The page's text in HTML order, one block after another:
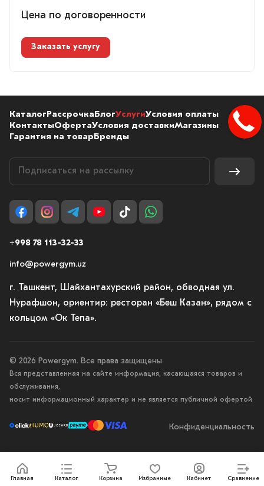
Цена по договоренности
Заказать услугу
Главная Каталог Корзина Избранные Кабинет Сравнение
КаталогРассрочкаБлогУслугиУсловия оплаты
КонтактыОфертаУсловия доставкиМагазины
Гарантия на товарБренды
+998 78 113-32-33
info@powergym.uz
г. Ташкент, Шайхантахурский район, обводная ул.
Нурафшон, ориентир: ресторан «Беш Казан», рядом с
кольцом «Ок Тепа».
© 2026 Powergym. Все права защищены
Вся представленная на сайте информация, касающаяся товаров и
обслуживания,
носит информационный характер и не является публичной офертой
Конфиденциальность